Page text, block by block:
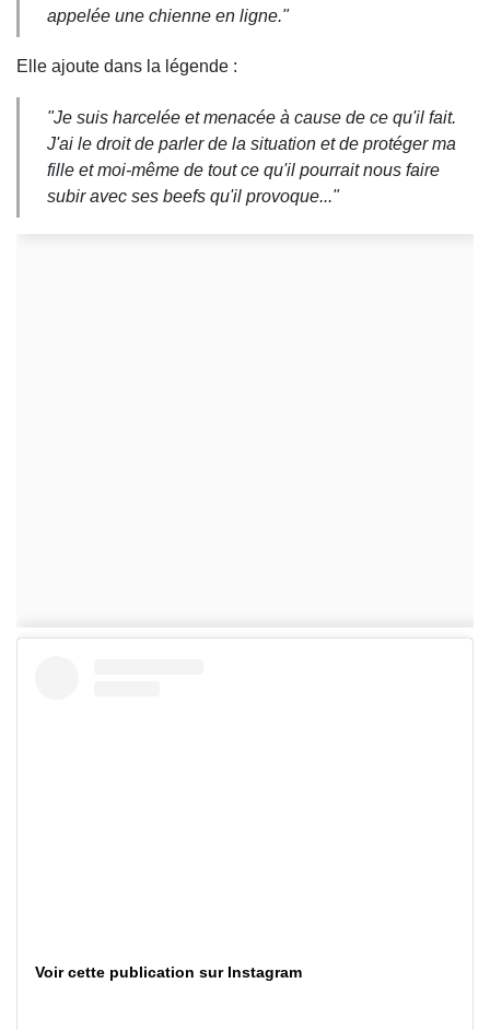
appelée une chienne en ligne."
Elle ajoute dans la légende :
"Je suis harcelée et menacée à cause de ce qu'il fait.
J'ai le droit de parler de la situation et de protéger ma
fille et moi-même de tout ce qu'il pourrait nous faire
subir avec ses beefs qu'il provoque..."
Voir cette publication sur Instagram